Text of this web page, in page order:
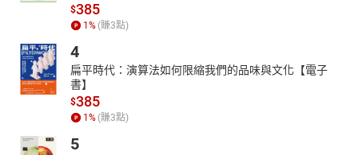
$385
1 % (賺3點)
4
扁平時代：演算法如何限縮我們的品味與文化【電子
書】
$385
1 % (賺3點)
5